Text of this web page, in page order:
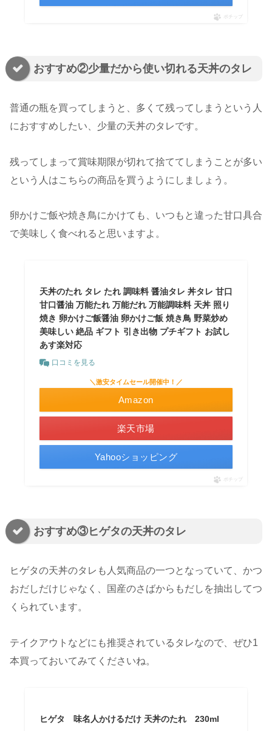
ポチップ
おすすめ②少量だから使い切れる天丼のタレ
普通の瓶を買ってしまうと、多くて残ってしまうという人
におすすめしたい、少量の天丼のタレです。
残ってしまって賞味期限が切れて捨ててしまうことが多い
という人はこちらの商品を買うようにしましょう。
卵かけご飯や焼き鳥にかけても、いつもと違った甘口具合
で美味しく食べれると思いますよ。
天丼のたれ タレ たれ 調味料 醤油タレ 丼タレ 甘口
甘口醤油 万能たれ 万能だれ 万能調味料 天丼 照り
焼き 卵かけご飯醤油 卵かけご飯 焼き鳥 野菜炒め
美味しい 絶品 ギフト 引き出物 プチギフト お試し
あす楽対応
口コミを見る
＼激安タイムセール開催中！／
Amazon
楽天市場
Yahooショッピング
ポチップ
おすすめ③ヒゲタの天丼のタレ
ヒゲタの天丼のタレも人気商品の一つとなっていて、かつ
おだしだけじゃなく、国産のさばからもだしを抽出してつ
くられています。
テイクアウトなどにも推奨されているタレなので、ぜひ1
本買っておいてみてくださいね。
ヒゲタ 味名人かけるだけ 天丼のたれ 230ml